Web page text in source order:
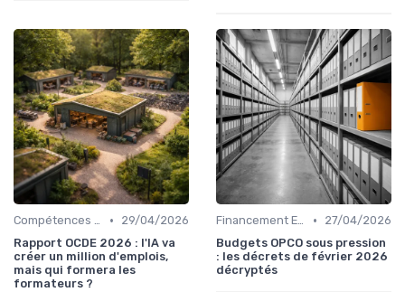
Compétences Numériques et Informatiques •
29/04/2026
Rapport OCDE 2026 : l'IA va
créer un million d'emplois,
mais qui formera les
formateurs ?
Financement Employeur et OPCA •
27/04/2026
Budgets OPCO sous pression
: les décrets de février 2026
décryptés